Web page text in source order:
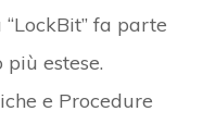
fa parte
estese.
e Procedure